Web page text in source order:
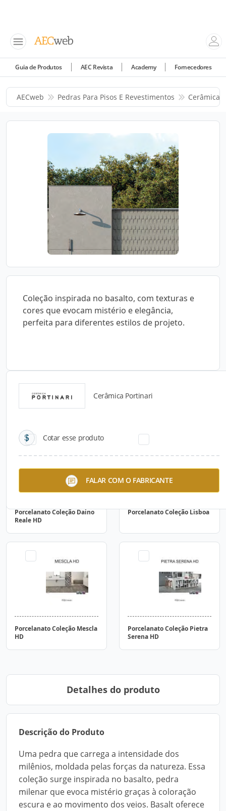
Guia de Produtos AEC Revista Academy Fornecedores
AECweb Pedras Para Pisos E Revestimentos Cerâmica
Coleção inspirada no basalto, com texturas e
cores que evocam mistério e elegância,
perfeita para diferentes estilos de projeto.
Cerâmica Portinari
Cotar esse produto
FALAR COM O FABRICANTE
Catálogos para Download
Porcelanato Coleção Daino
Reale HD
Porcelanato Coleção Lisboa
Porcelanato Coleção Mescla
HD
Porcelanato Coleção Pietra
Serena HD
Detalhes do produto
Descrição do Produto
Uma pedra que carrega a intensidade dos
milênios, moldada pelas forças da natureza. Essa
coleção surge inspirada no basalto, pedra
milenar que evoca mistério graças à coloração
escura e ao movimento dos veios. Basalt oferece